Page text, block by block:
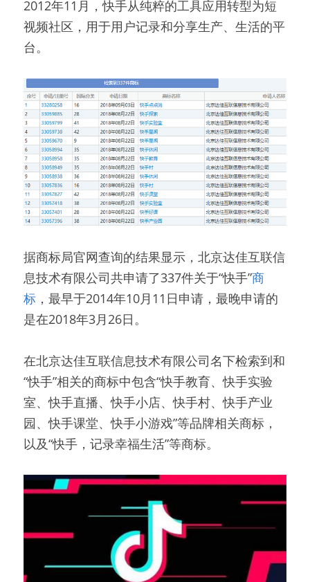
2012年11月，快手从纯粹的工具应用转型为短
视频社区，用于用户记录和分享生产、生活的平
台。
据商标局官网查询的结果显示，北京达佳互联信
息技术有限公司共申请了337件关于“快手”商
标 ，最早于2014年10月11日申请，最晚申请的
是在2018年3月26日。
在北京达佳互联信息技术有限公司名下检索到和
“快手”相关的商标中包含“快手教育、快手实验
室、快手直播、快手小店、快手村、快手产业
园、快手课堂、快手小游戏”等品牌相关商标，
以及“快手，记录幸福生活”等商标。